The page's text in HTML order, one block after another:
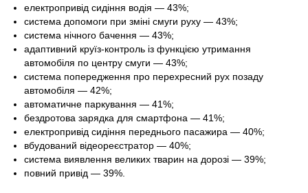
електропривід сидіння водія — 43%;
система допомоги при зміні смуги руху — 43%;
система нічного бачення — 43%;
адаптивний круїз-контроль із функцією утримання
автомобіля по центру смуги — 43%;
система попередження про перехресний рух позаду
автомобіля — 42%;
автоматичне паркування — 41%;
бездротова зарядка для смартфона — 41%;
електропривід сидіння переднього пасажира — 40%;
вбудований відеореєстратор — 40%;
система виявлення великих тварин на дорозі — 39%;
повний привід — 39%.